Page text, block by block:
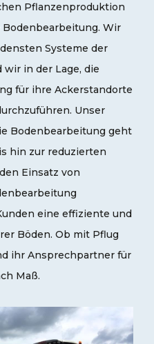
Pflanzenproduktion
Wir
Systeme der
wir in der Lage, die
für ihre Ackerstandorte
Unser
Bodenbearbeitung geht
hin zur reduzierten
Einsatz von
eine effiziente und
Böden. Ob mit Pflug
ihr Ansprechpartner für
Maß.